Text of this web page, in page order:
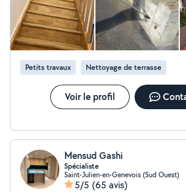
Petits travaux Nettoyage de terrasse
Voir le profil
Mensud Gashi
Spécialiste
Saint-Julien-en-Genevois (Sud Ouest)
5/5 (65 avis)